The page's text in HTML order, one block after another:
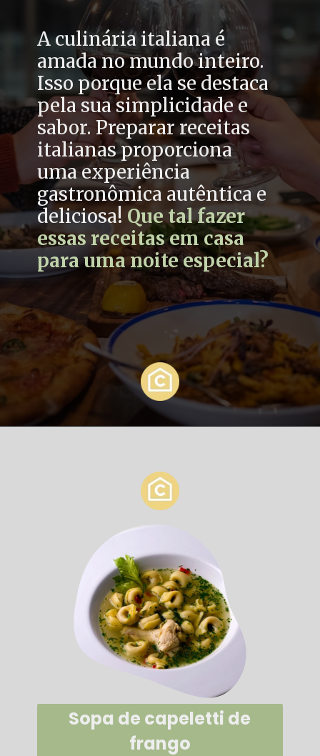
A culinária italiana é
amada no mundo inteiro.
Isso porque ela se destaca
pela sua simplicidade e
sabor. Preparar receitas
italianas proporciona
uma experiência
gastronômica autêntica e
deliciosa! Que tal fazer
essas receitas em casa
para uma noite especial?
Sopa de capeletti de
frango